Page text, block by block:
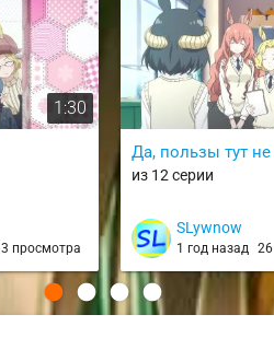
1:30
3 просмотра
Да, пользы тут
из 12 серии
SLywnow
1 год назад 26